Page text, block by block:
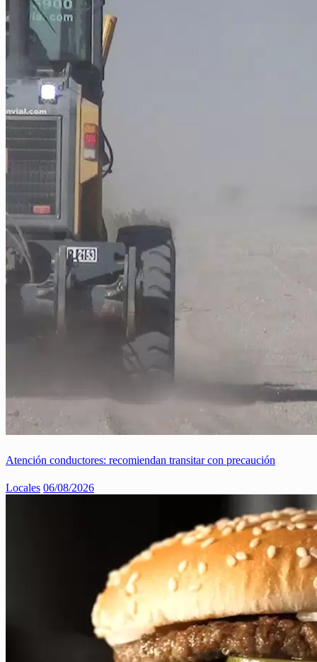
Atención conductores: recomiendan transitar con precaución
Locales 06/08/2026